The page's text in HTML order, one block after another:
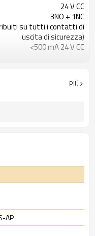
24 V CC
3NO + 1NC
su tutti i contatti di
uscita di sicurezza)
<500 mA 24 V CC
117 × 100 × 22,5
millimetri
PIÙ
AP